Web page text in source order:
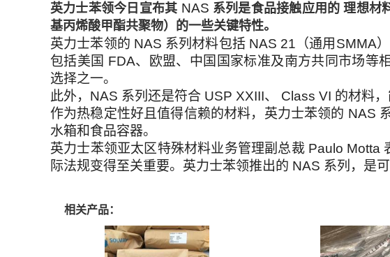
英力士苯领今日宣布其 NAS 系列是食品接触应用的 理想材
基丙烯酸甲酯共聚物） 的一些关键特性。
英力士苯领的 NAS 系列材料包括 NAS 21（通用SMMA
包括美国 FDA、欧盟、中国国家标准及南方共同市场等
选择之一。
此外，NAS 系列还是符合 USP XXIII、 Class VI 的材料
作为热稳定性好且值得信赖的材料，英力士苯领的 NAS
水箱和食品容器。
英力士苯领亚太区特殊材料业务管理副总裁 Paulo Motta
际法规变得至关重要。英力士苯领推出的 NAS 系列，是
相关产品：